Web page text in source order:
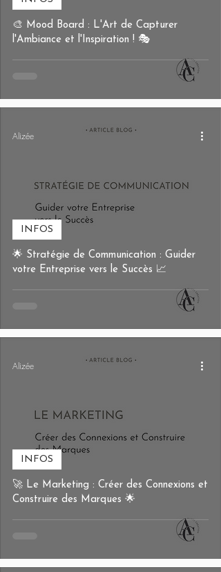
🎨 Mood Board : L'Art de Capturer
l'Ambiance et l'Inspiration ! 🎭
🌟 Stratégie de Communication : Guider
votre Entreprise vers le Succès 📈
INFOS
Alizée
🚀 Le Marketing : Créer des Connexions et
Construire des Marques 🌟
INFOS
Alizée